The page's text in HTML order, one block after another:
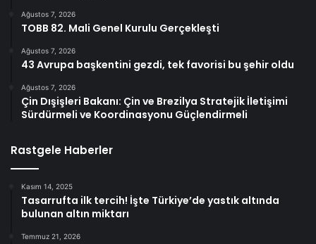
Ağustos 7, 2026
TOBB 82. Mali Genel Kurulu Gerçekleşti
Ağustos 7, 2026
43 Avrupa başkentini gezdi, tek favorisi bu şehir oldu
Ağustos 7, 2026
Çin Dışişleri Bakanı: Çin ve Brezilya Stratejik İletişimi
Sürdürmeli ve Koordinasyonu Güçlendirmeli
Rastgele Haberler
Kasım 14, 2025
Tasarrufta ilk tercih! İşte Türkiye’de yastık altında
bulunan altın miktarı
Temmuz 21, 2026